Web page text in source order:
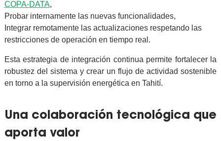
COPA-DATA,
Probar internamente las nuevas funcionalidades,
Integrar remotamente las actualizaciones respetando las
restricciones de operación en tiempo real.
Esta estrategia de integración continua permite fortalecer la
robustez del sistema y crear un flujo de actividad sostenible
en torno a la supervisión energética en Tahití.
Una colaboración tecnológica que
aporta valor